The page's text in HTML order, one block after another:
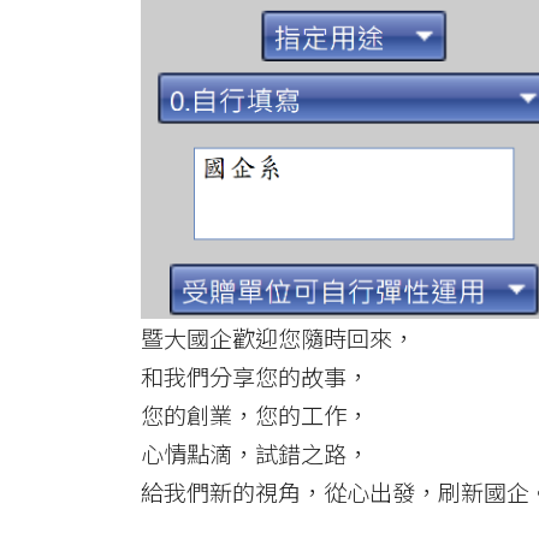
暨大國企歡迎您隨時回來，
和我們分享您的故事，
您的創業，您的工作，
心情點滴，試錯之路，
給我們新的視角，從心出發，刷新國企